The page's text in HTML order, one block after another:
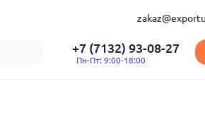
+7 (7132) 93-08-27
Пн-Пт: 9:00-18:00